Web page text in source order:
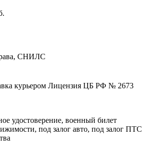
СНИЛС
курьером Лицензия ЦБ РФ № 2673
удостоверение, военный билет
под залог авто, под залог ПТС